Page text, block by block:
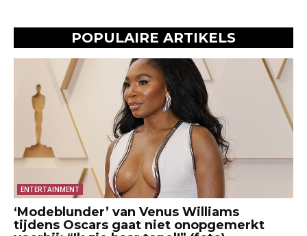
POPULAIRE ARTIKELS
ENTERTAINMENT
‘Modeblunder’ van Venus Williams
tijdens Oscars gaat niet onopgemerkt